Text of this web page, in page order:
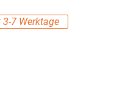
7 Werktage